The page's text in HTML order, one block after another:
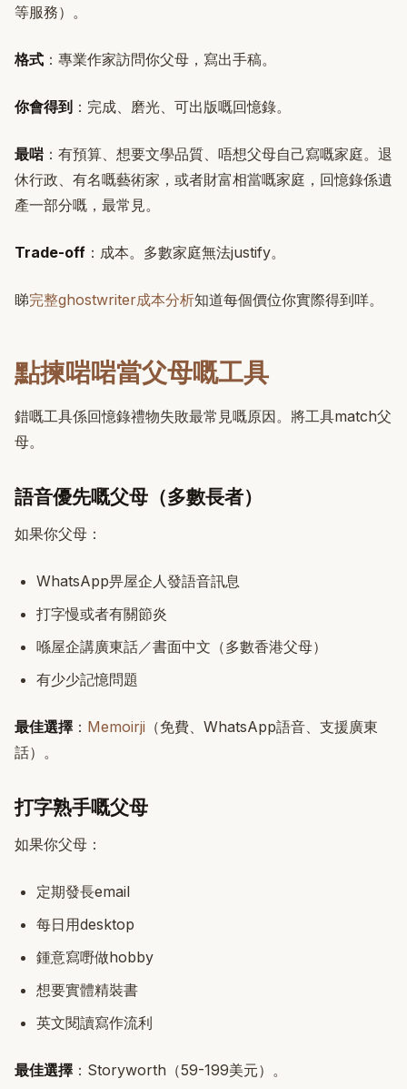
等服務）。
格式 ：專業作家訪問你父母，寫出手稿。
你會得到 ：完成、磨光、可出版嘅回憶錄。
最啱 ：有預算、想要文學品質、唔想父母自己寫嘅家庭。退
休行政、有名嘅藝術家，或者財富相當嘅家庭，回憶錄係遺
產一部分嘅，最常見。
Trade-off ：成本。多數家庭無法justify。
睇完整ghostwriter成本分析知道每個價位你實際得到咩。
點揀啱啱當父母嘅工具
錯嘅工具係回憶錄禮物失敗最常見嘅原因。將工具match父
母。
語音優先嘅父母（多數長者）
如果你父母：
WhatsApp畀屋企人發語音訊息
打字慢或者有關節炎
喺屋企講廣東話／書面中文（多數香港父母）
有少少記憶問題
最佳選擇 ： Memoirji （免費、WhatsApp語音、支援廣東
話）。
打字熟手嘅父母
如果你父母：
定期發長email
每日用desktop
鍾意寫嘢做hobby
想要實體精裝書
英文閱讀寫作流利
最佳選擇 ：Storyworth（59-199美元）。